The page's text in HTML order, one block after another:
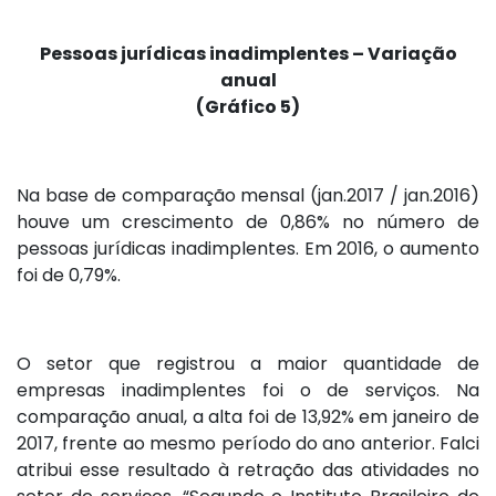
Pessoas jurídicas inadimplentes – Variação
anual
(Gráfico 5)
Na base de comparação mensal (jan.2017 / jan.2016)
houve um crescimento de 0,86% no número de
pessoas jurídicas inadimplentes. Em 2016, o aumento
foi de 0,79%.
O setor que registrou a maior quantidade de
empresas inadimplentes foi o de serviços. Na
comparação anual, a alta foi de 13,92% em janeiro de
2017, frente ao mesmo período do ano anterior. Falci
atribui esse resultado à retração das atividades no